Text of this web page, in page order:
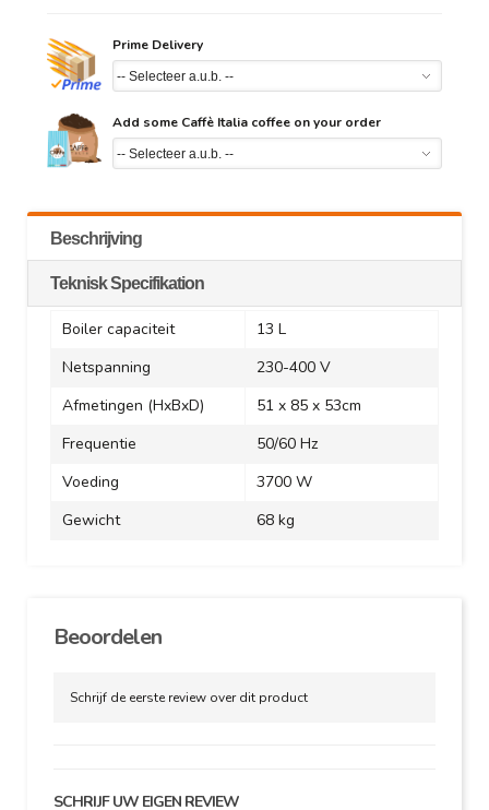
Prime Delivery
Add some Caffè Italia coffee on your order
Beschrijving
Teknisk Specifikation
Boiler capaciteit
13 L
Netspanning
230-400 V
Afmetingen (HxBxD)
51 x 85 x 53cm
Frequentie
50/60 Hz
Voeding
3700 W
Gewicht
68 kg
Beoordelen
Schrijf de eerste review over dit product
SCHRIJF UW EIGEN REVIEW